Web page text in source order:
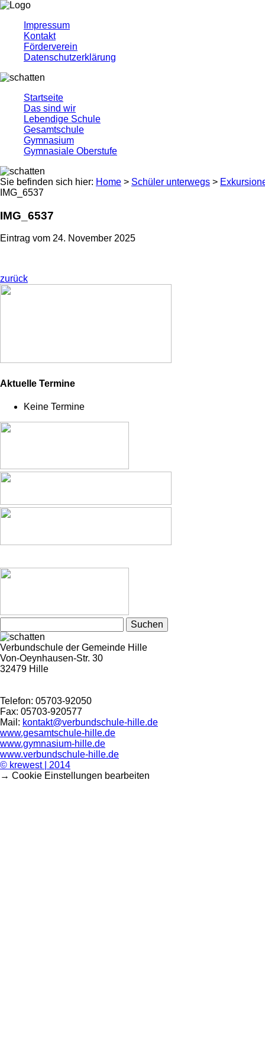
Impressum
Kontakt
Förderverein
Datenschutzerklärung
Startseite
Das sind wir
Lebendige Schule
Gesamtschule
Gymnasium
Gymnasiale Oberstufe
Sie befinden sich hier: Home > Schüler unterwegs >
IMG_6537
IMG_6537
Eintrag vom 24. November 2025
zurück
Aktuelle Termine
Keine Termine
nach:
Verbundschule der Gemeinde Hille
Von-Oeynhausen-Str. 30
32479 Hille
Telefon: 05703-92050
Fax: 05703-920577
Mail: kontakt@verbundschule-hille.de
www.gesamtschule-hille.de
www.gymnasium-hille.de
www.verbundschule-hille.de
© krewest | 2014
→ Cookie Einstellungen bearbeiten